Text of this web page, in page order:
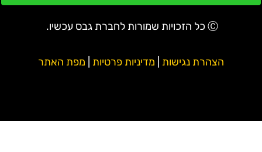
Ⓒ כל הזכויות שמורות לחברת גבס עכשיו.
הצהרת נגישות| מדיניות פרטיות| מפת האתר